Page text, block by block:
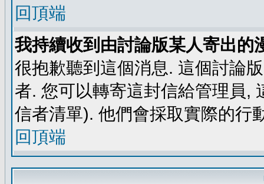
回頂端
我持續收到由討論版某人寄出的
很抱歉聽到這個消息. 這個討論
者. 您可以轉寄這封信給管理員,
信者清單). 他們會採取實際的行
回頂端